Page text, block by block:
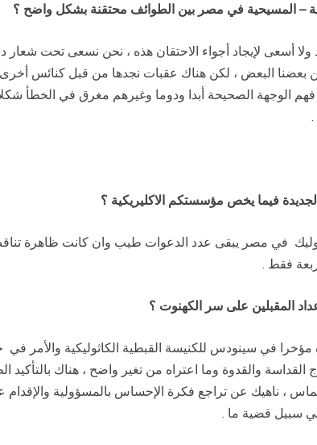
– المسيحية في مصر بين الطوائف محتقنة بشكل واضح ؟
ولا أسعى لإيجاد أجواء الاحتقان هذه ، نحن نسعى تحت
بعضنا البعض ، لكن هناك عقبات نجدها من قبل كنائس
فهم الوجهة الصحيحة أبدا ودوما وغيرهم مغرق في الخطأ
.
فيما يخص مؤسستكم الاكليريكية ؟
فقط .
المقبلين على سر الكهنوت ؟
مؤخرا في سينودس للكنيسة القبطية الكاثوليكية والأمر
والقدوة وما اعتراه من تغير واضح ، هناك
، ناهيك عن تراجع فكرة الإحساس بالمسؤولية
سبيل قضية ما .